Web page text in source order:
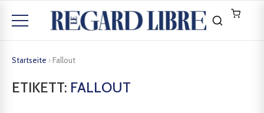
Startseite › Fallout
ETIKETT: FALLOUT